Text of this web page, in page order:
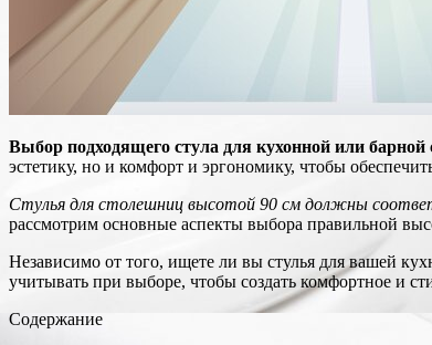
Выбор подходящего стула для кухонной или
эстетику, но и комфорт и эргономику, чтобы
Стулья для столешниц высотой 90 см должны
рассмотрим основные аспекты выбора правильной
Независимо от того, ищете ли вы стулья для вашей
учитывать при выборе, чтобы создать комфортное и
Содержание